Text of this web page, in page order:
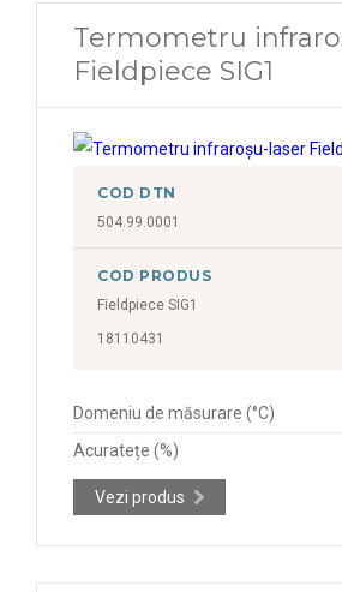
Termometru
Fieldpiece SIG1
COD DTN
504.99.0001
COD PRODUS
Fieldpiece SIG1
18110431
Domeniu de măsurare (°C)
Acuratețe (%)
Vezi produs